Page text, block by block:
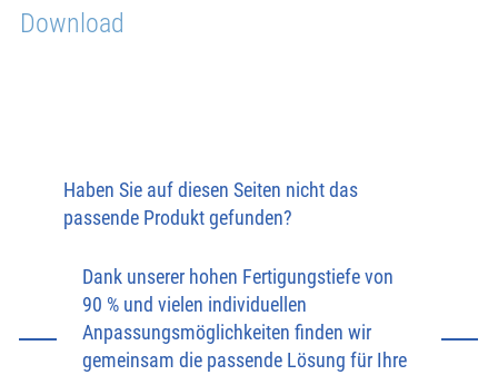
Download
Haben Sie auf diesen Seiten nicht das
passende Produkt gefunden?
Dank unserer hohen Fertigungstiefe von
90 % und vielen individuellen
Anpassungsmöglichkeiten finden wir
gemeinsam die passende Lösung für Ihre